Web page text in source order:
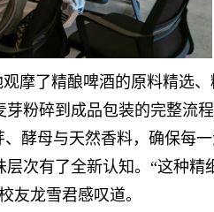
摩了精酿啤酒的原料精选、
粉碎到成品包装的完整流程
酵母与天然香料，确保每
次有了全新认知。 “这种精
友龙雪君感叹道。